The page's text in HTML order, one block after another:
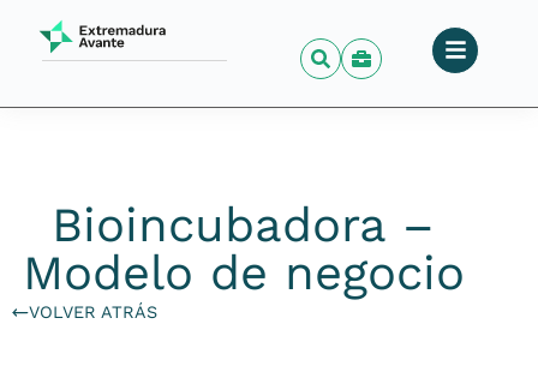
Bioincubadora –
Modelo de negocio
VOLVER ATRÁS